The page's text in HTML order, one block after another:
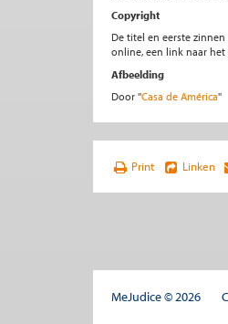
Copyright
De titel en eerste
online, een link naar
Afbeelding
Door ''Casa de América''
Print Linken
MeJudice © 2026